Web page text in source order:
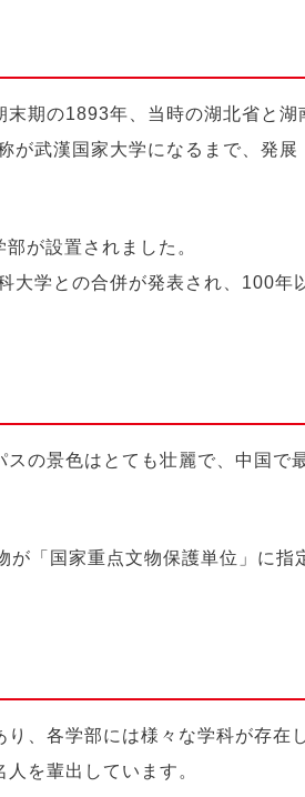
末期の1893年、当時の湖北省と湖
が武漢国家大学になる まで、発展
部が設置され まし た。
大学 と の合併が発表され、100年
スの景色はとても壮麗で、 中国で
が「国家重点文物保護単位」に指
、各学部には様々な学科が存在
を輩出しています。